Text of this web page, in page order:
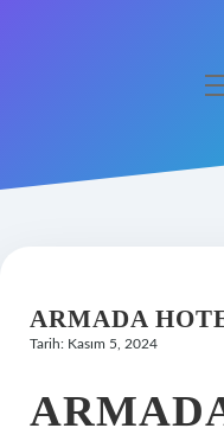
Hakkımızda
ARMADA
Tarih: Kasım 5, 2024